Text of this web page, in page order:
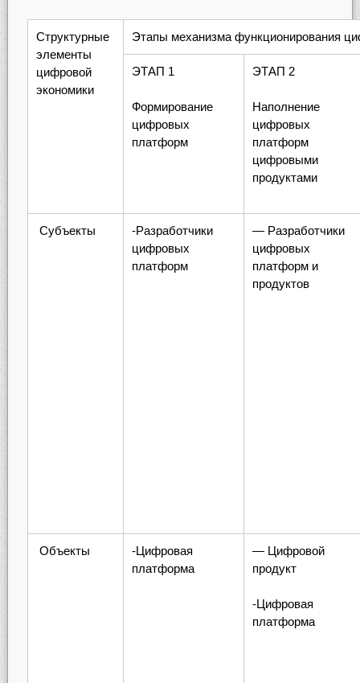
Структурные
элементы
цифровой
экономики
Этапы механизма функционирования
ЭТАП 1
Формирование
цифровых
платформ
ЭТАП 2
Наполнение
цифровых
платформ
цифровыми
продуктами
Субъекты
-Разработчики
цифровых
платформ
— Разработчики
цифровых
платформ и
продуктов
Объекты
-Цифровая
платформа
— Цифровой
продукт
-Цифровая
платформа